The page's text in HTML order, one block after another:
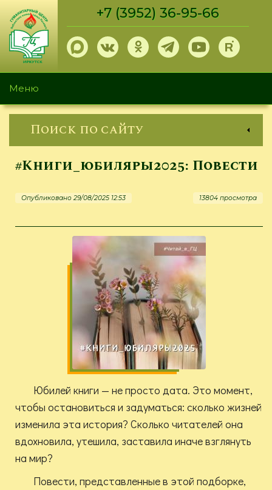
Перейти
основному
содержанию
+7 (3952) 36-95-66
Меню
Поиск по сайту
#Книги_юбиляры2025: Повести
Опубликовано 29/08/2025 12:53 13804 просмотра
Юбилей книги — не просто дата. Это момент,
чтобы остановиться и задуматься: сколько жизней
изменила эта история? Сколько читателей она
вдохновила, утешила, заставила иначе взглянуть
на мир?
Повести, представленные в этой подборке,